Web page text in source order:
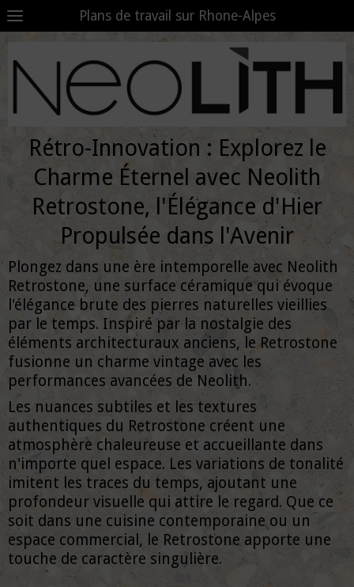
Plans de travail sur Rhone-Alpes
Rétro-Innovation : Explorez le
Charme Éternel avec Neolith
Retrostone, l'Élégance d'Hier
Propulsée dans l'Avenir
Plongez dans une ère intemporelle avec Neolith
Retrostone, une surface céramique qui évoque
l'élégance brute des pierres naturelles vieillies
par le temps. Inspiré par la nostalgie des
éléments architecturaux anciens, le Retrostone
fusionne un charme vintage avec les
performances avancées de Neolith.
Les nuances subtiles et les textures
authentiques du Retrostone créent une
atmosphère chaleureuse et accueillante dans
n'importe quel espace. Les variations de tonalité
imitent les traces du temps, ajoutant une
profondeur visuelle qui attire le regard. Que ce
soit dans une cuisine contemporaine ou un
espace commercial, le Retrostone apporte une
touche de caractère singulière.